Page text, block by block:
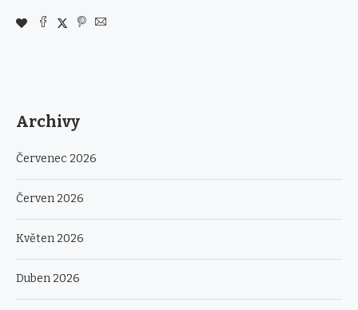
Archivy
Červenec 2026
Červen 2026
Květen 2026
Duben 2026